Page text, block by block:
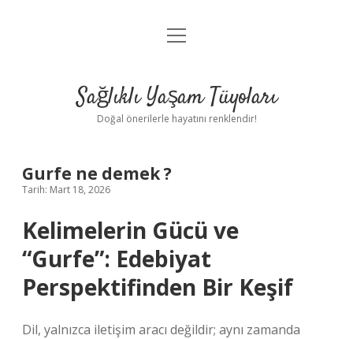
Anasayfa
Yasal Uyarı
menüyü
Sağlıklı Yaşam Tüyoları
Doğal önerilerle hayatını renklendir!
Gurfe ne demek ?
Tarih: Mart 18, 2026
Kelimelerin Gücü ve
“Gurfe”: Edebiyat
Perspektifinden Bir Keşif
Dil, yalnızca iletişim aracı değildir; aynı zamanda